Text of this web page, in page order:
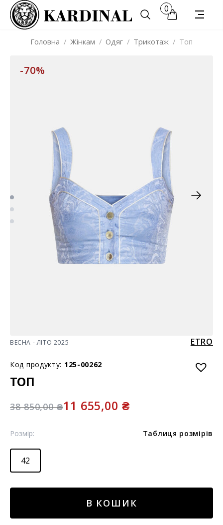
0
Головна / Жінкам / Одяг / Трикотаж / Топ
-70%
ВЕСНА - ЛІТО 2025 ETRO
Код продукту: 125-00262
ТОП
38 850,00₴11 655,00 ₴
Розмір: Таблиця розмірів
42
В КОШИК